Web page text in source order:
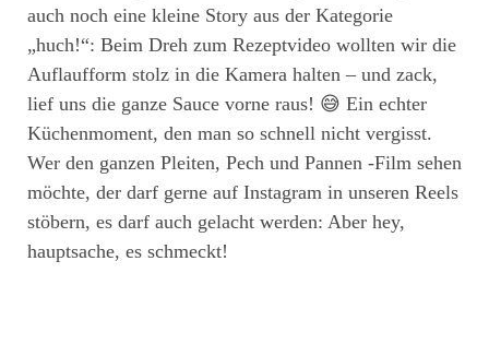
auch noch eine kleine Story aus der Kategorie
„huch!“: Beim Dreh zum Rezeptvideo wollten wir die
Auflaufform stolz in die Kamera halten – und zack,
lief uns die ganze Sauce vorne raus! 😅 Ein echter
Küchenmoment, den man so schnell nicht vergisst.
Wer den ganzen Pleiten, Pech und Pannen -Film sehen
möchte, der darf gerne auf Instagram in unseren Reels
stöbern, es darf auch gelacht werden: Aber hey,
hauptsache, es schmeckt!